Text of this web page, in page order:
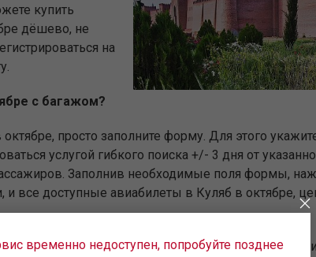
купить
дёшево, не
на
с багажом?
просто заполните форму. Для этого
услугой гибкого поиска +/- 3 дня от
Заполнив необходимые поля формы,
все доступные авиабилеты в Куляб в октябре,
от этого во многом зависит стоимость
временно недоступен, попробуйте позднее